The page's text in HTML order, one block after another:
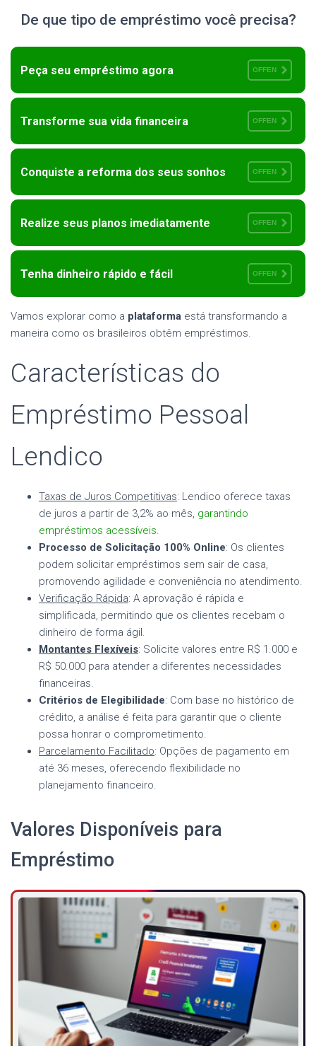
De que tipo de empréstimo você precisa?
Peça seu empréstimo agora OFFEN
Transforme sua vida financeira OFFEN
Conquiste a reforma dos seus sonhos OFFEN
Realize seus planos imediatamente OFFEN
Tenha dinheiro rápido e fácil OFFEN
Vamos explorar como a plataforma está transformando a
maneira como os brasileiros obtêm empréstimos.
Características do
Empréstimo Pessoal
Lendico
Taxas de Juros Competitivas: Lendico oferece taxas
de juros a partir de 3,2% ao mês, garantindo
empréstimos acessíveis.
Processo de Solicitação 100% Online: Os clientes
podem solicitar empréstimos sem sair de casa,
promovendo agilidade e conveniência no atendimento.
Verificação Rápida: A aprovação é rápida e
simplificada, permitindo que os clientes recebam o
dinheiro de forma ágil.
Montantes Flexíveis: Solicite valores entre R$ 1.000 e
R$ 50.000 para atender a diferentes necessidades
financeiras.
Critérios de Elegibilidade: Com base no histórico de
crédito, a análise é feita para garantir que o cliente
possa honrar o comprometimento.
Parcelamento Facilitado: Opções de pagamento em
até 36 meses, oferecendo flexibilidade no
planejamento financeiro.
Valores Disponíveis para
Empréstimo